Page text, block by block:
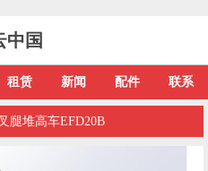
中国
租赁 新闻 配件 联系
腿堆高车EFD20B